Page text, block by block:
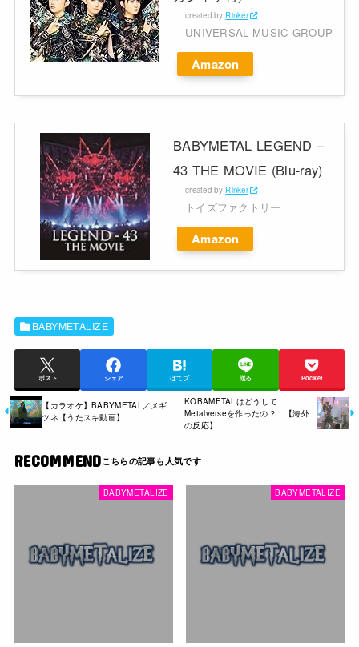
created by Rinker
UNIVERSAL MUSIC GROUP
Amazon
BABYMETAL LEGEND –
43 THE MOVIE (Blu-ray)
created by Rinker
トイズファクトリー
Amazon
BABYMETALIZE
ポスト シェア はてブ 送る Pocket
【カラオケ】BABYMETAL／メギ
ツネ【うたスキ動画】
KOBAMETALはどうして
Metalverseを作ったの？ 【海外
の反応】
RECOMMEND
BABYMETALIZE BABYMETALIZE